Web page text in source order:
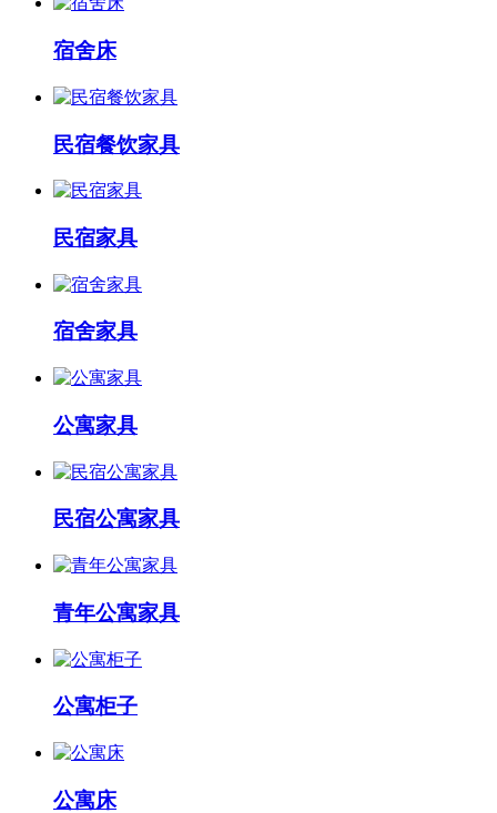
宿舍床
民宿餐饮家具
民宿家具
宿舍家具
公寓家具
民宿公寓家具
青年公寓家具
公寓柜子
公寓床